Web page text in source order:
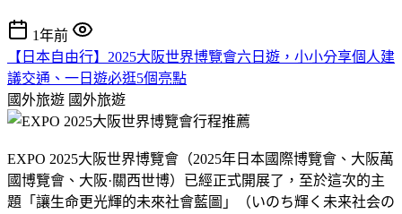
1年前
【日本自由行】2025大阪世界博覽會六日遊，小小分享個人建
議交通、一日遊必逛5個亮點
國外旅遊 國外旅遊
EXPO 2025大阪世界博覽會（2025年日本國際博覽會、大阪萬
國博覽會、大阪·關西世博）已經正式開展了，至於這次的主
題「讓生命更光輝的未來社會藍圖」（いのち輝く未来社会の